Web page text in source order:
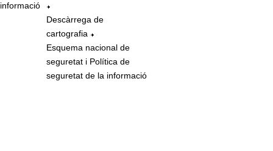
Descàrrega de
cartografia
Esquema nacional de
seguretat i Política de
seguretat de la informació